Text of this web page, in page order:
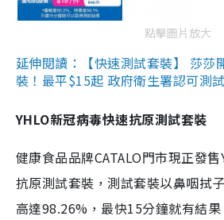
點擊圖片放大
延伸閱讀：【快速測試套裝】 莎莎
裝！最平$15起 政府衛生署認可測
YHLO新冠病毒快速抗原測試套裝
健康食品品牌CATALO門市現正發
抗原測試套裝，測試套裝以鼻咽拭
高達98.26%，最快15分鐘就有結